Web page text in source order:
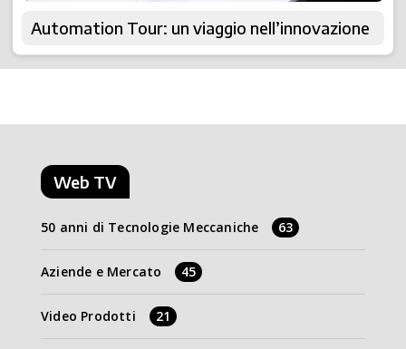
Automation Tour: un viaggio nell’innovazione
Web TV
50 anni di Tecnologie Meccaniche 63
Aziende e Mercato 45
Video Prodotti 21